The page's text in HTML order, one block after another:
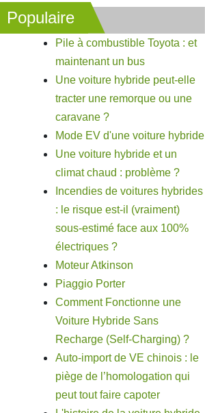
Populaire
Pile à combustible Toyota : et
maintenant un bus
Une voiture hybride peut-elle
tracter une remorque ou une
caravane ?
Mode EV d'une voiture hybride
Une voiture hybride et un
climat chaud : problème ?
Incendies de voitures hybrides
: le risque est-il (vraiment)
sous-estimé face aux 100%
électriques ?
Moteur Atkinson
Piaggio Porter
Comment Fonctionne une
Voiture Hybride Sans
Recharge (Self-Charging) ?
Auto-import de VE chinois : le
piège de l’homologation qui
peut tout faire capoter